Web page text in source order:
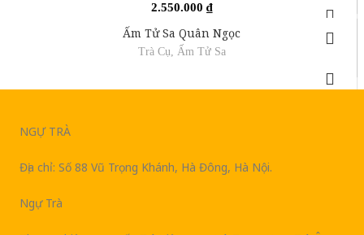
2.550.000 ₫
Ấm Tử Sa Quân Ngọc
Trà Cụ, Ấm Tử Sa
NGỰ TRÀ
Địa chỉ: Số 88 Vũ Trọng Khánh, Hà Đông, Hà Nội.
Ngự Trà